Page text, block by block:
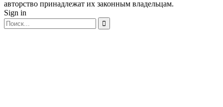
авторство принадлежат их законным владельцам.
Sign in